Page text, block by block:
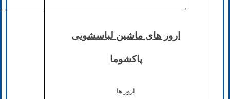
ارور های ماشین لباسشویی
پاکشوما
ارور ها